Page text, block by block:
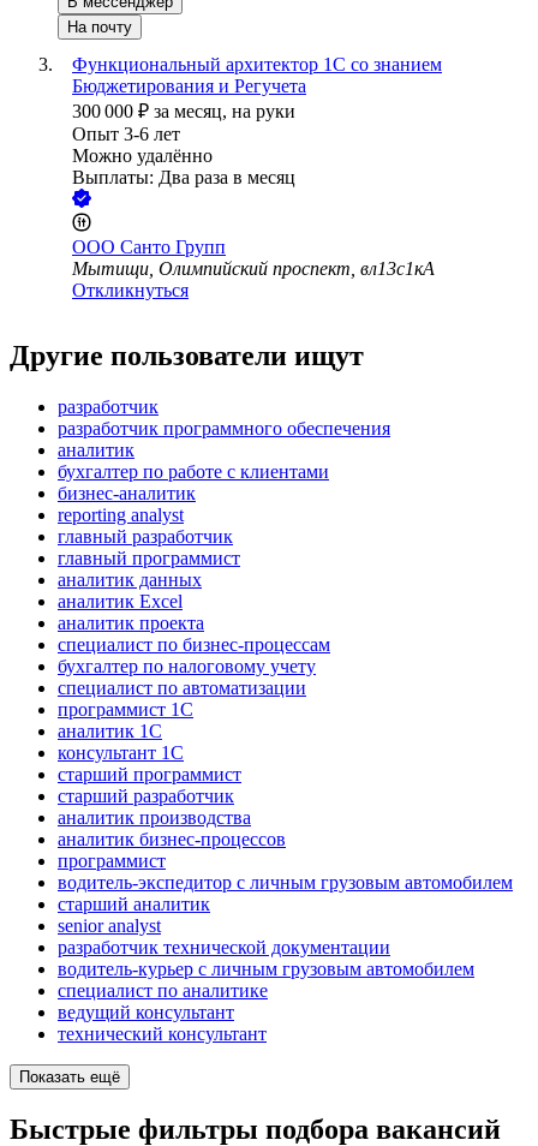
На почту
Функциональный архитектор 1С со знанием
Бюджетирования и Регучета
300 000 ₽ за месяц, на руки
Опыт 3-6 лет
Можно удалённо
Выплаты: Два раза в месяц
ООО Санто Групп
Мытищи, Олимпийский проспект, вл13с1кА
Откликнуться
Другие пользователи ищут
разработчик
разработчик программного обеспечения
аналитик
бухгалтер по работе с клиентами
бизнес-аналитик
reporting analyst
главный разработчик
главный программист
аналитик данных
аналитик Excel
аналитик проекта
специалист по бизнес-процессам
бухгалтер по налоговому учету
специалист по автоматизации
программист 1C
аналитик 1C
консультант 1С
старший программист
старший разработчик
аналитик производства
аналитик бизнес-процессов
программист
водитель-экспедитор с личным грузовым автомобилем
старший аналитик
senior analyst
разработчик технической документации
водитель-курьер с личным грузовым автомобилем
специалист по аналитике
ведущий консультант
технический консультант
Показать ещё
Быстрые фильтры подбора вакансий